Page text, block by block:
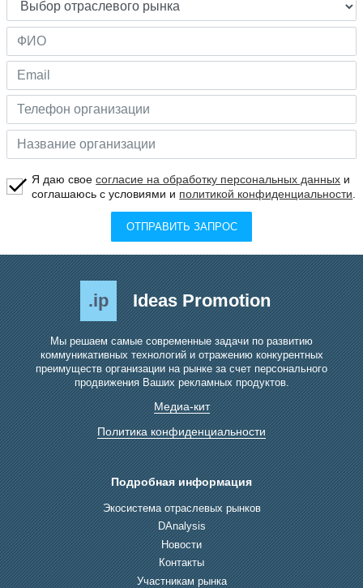
Я даю своесогласие на обработку персональных данных и
соглашаюсь с условиями и политикой конфиденциальности
ОТПРАВИТЬ ЗАПРОС
.ip Ideas Promotion
Мы решаем самые современные задачи по развитию
коммуникативных технологий и отражению конкурентных
преимуществ организации на рынке за счет персонального
продвижения Ваших рекламных продуктов.
Медиа-кит
Политика конфиденциальности
Подробная информация
Экосистема отраслевых рынков
DAnalysis
Новости
Контакты
Участникам рынка